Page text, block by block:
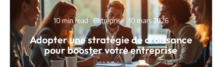
10 min read Entreprise 10 mars 2026
Adopter une stratégie de croissance
pour booster votre entreprise